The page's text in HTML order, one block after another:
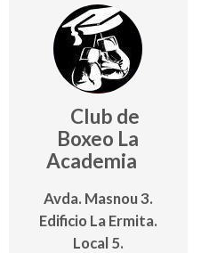
Club de
Boxeo La
Academia
Avda. Masnou 3.
Edificio La Ermita.
Local 5.